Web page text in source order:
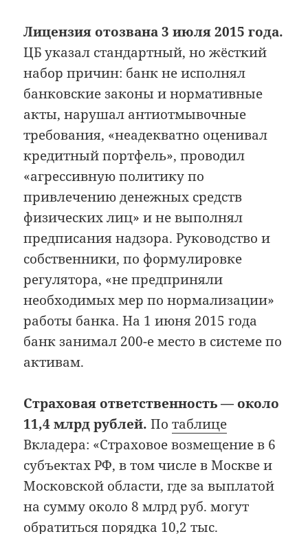
Лицензия отозвана 3 июля 2015 года.
ЦБ указал стандартный, но жёсткий
набор причин: банк не исполнял
банковские законы и нормативные
акты, нарушал антиотмывочные
требования, «неадекватно оценивал
кредитный портфель», проводил
«агрессивную политику по
привлечению денежных средств
физических лиц» и не выполнял
предписания надзора. Руководство и
собственники, по формулировке
регулятора, «не предприняли
необходимых мер по нормализации»
работы банка. На 1 июня 2015 года
банк занимал 200-е место в системе по
активам.
Страховая ответственность — около
11,4 млрд рублей. Потаблице
Вкладера: «Страховое возмещение в 6
субъектах РФ, в том числе в Москве и
Московской области, где за выплатой
на сумму около 8 млрд руб. могут
обратиться порядка 10,2 тыс.